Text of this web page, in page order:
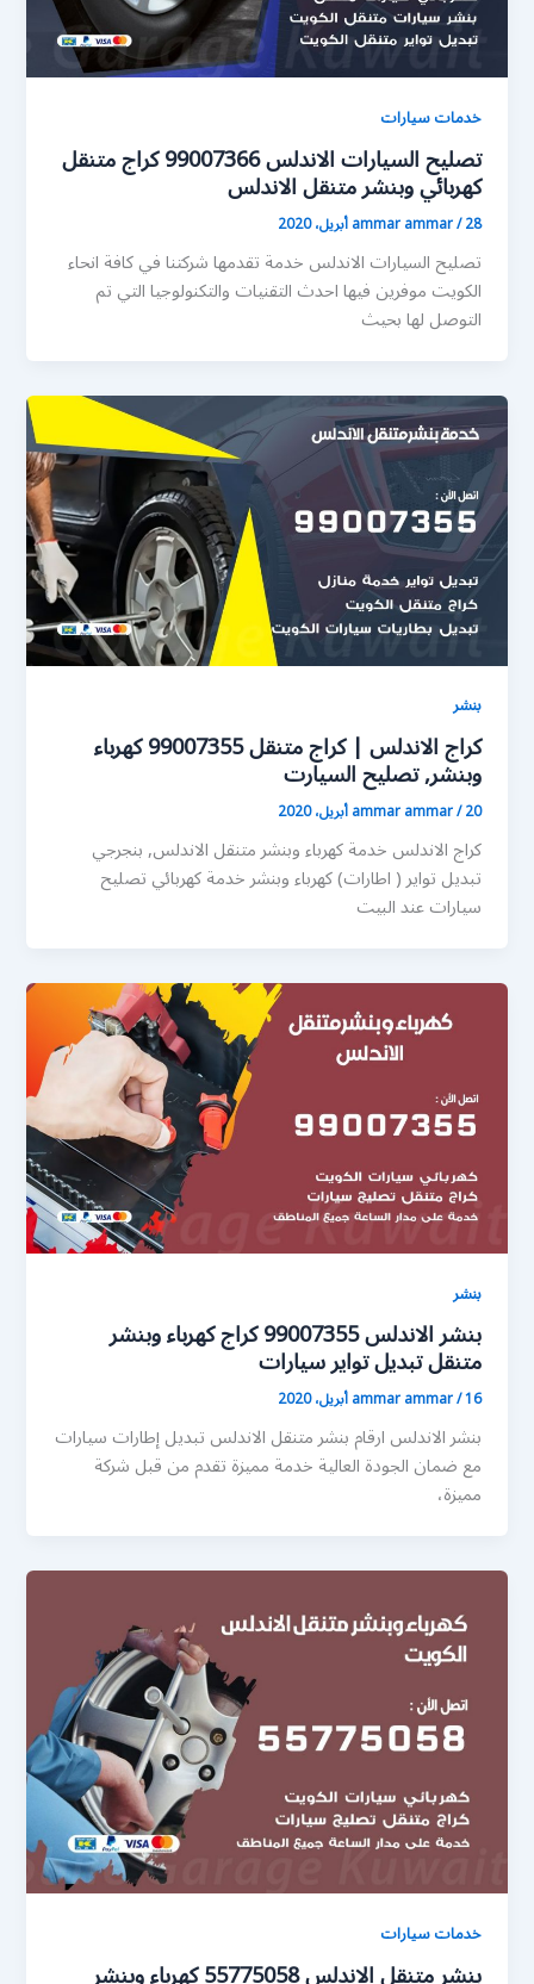
خدمات سيارات
تصليح السيارات الاندلس 99007366 كراج متنقل
كهربائي وبنشر متنقل الاندلس
ammar ammar/28 أبريل، 2020
تصليح السيارات الاندلس خدمة تقدمها شركتنا في كافة انحاء
الكويت موفرين فيها احدث التقنيات والتكنولوجيا التي تم
التوصل لها بحيث
بنشر
كراج الاندلس | كراج متنقل 99007355 كهرباء
وبنشر, تصليح السيارت
ammar ammar/20 أبريل، 2020
كراج الاندلس خدمة كهرباء وبنشر متنقل الاندلس, بنجرجي
تبديل تواير ( اطارات) كهرباء وبنشر خدمة كهربائي تصليح
سيارات عند البيت
بنشر
بنشر الاندلس 99007355 كراج كهرباء وبنشر
متنقل تبديل تواير سيارات
ammar ammar/16 أبريل، 2020
بنشر الاندلس ارقام بنشر متنقل الاندلس تبديل إطارات سيارات
مع ضمان الجودة العالية خدمة مميزة تقدم من قبل شركة
مميزة،
خدمات سيارات